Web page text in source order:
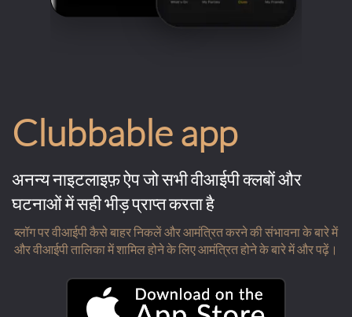
Clubbable app
अनन्य नाइटलाइफ़ ऐप जो सभी वीआईपी क्लबों और
घटनाओं में सही भीड़ प्राप्त करता है
ब्लॉग पर वीआईपी कैसे बाहर निकलें और आमंत्रित करने की संभावना के बारे में
और वीआईपी तालिका में शामिल होने के लिए आमंत्रित होने के बारे में और पढ़ें।